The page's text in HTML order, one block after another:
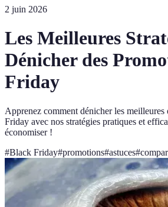
2 juin 2026
Les Meilleures
Dénicher des
Friday
Apprenez comment dénicher les
Friday avec nos stratégies pratiques et
économiser !
#Black Friday#promotions#astuces#